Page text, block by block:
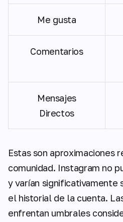
Me gusta
Comentarios
Mensajes
Directos
Estas son aproximaciones
comunidad. Instagram no
y varían significativamente
el historial de la cuenta.
enfrentan umbrales